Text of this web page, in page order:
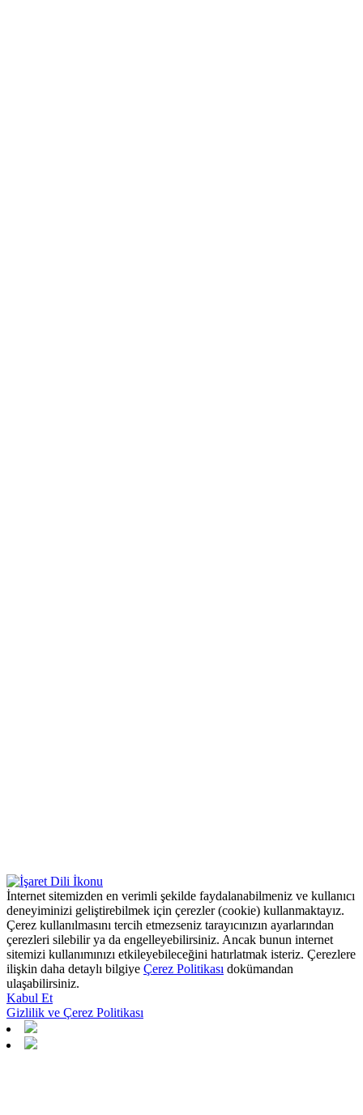
İnternet sitemizden en verimli şekilde faydalanabilmeniz ve kullanıcı
deneyiminizi geliştirebilmek için çerezler (cookie) kullanmaktayız.
Çerez kullanılmasını tercih etmezseniz tarayıcınızın ayarlarından
çerezleri silebilir ya da engelleyebilirsiniz. Ancak bunun internet
sitemizi kullanımınızı etkileyebileceğini hatırlatmak isteriz. Çerezlere
ilişkin daha detaylı bilgiye Çerez Politikası dokümandan
ulaşabilirsiniz.
Kabul Et
Gizlilik ve Çerez Politikası